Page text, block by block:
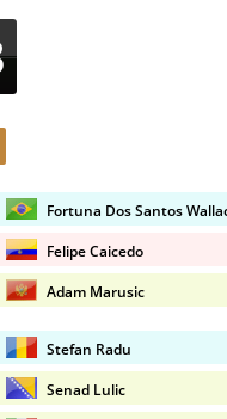
Fortuna Dos Santos
Felipe Caicedo
Adam Marusic
Stefan Radu
Senad Lulic